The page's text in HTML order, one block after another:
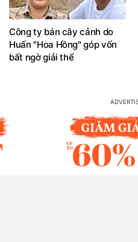
Công ty bán cây cảnh do
Huấn "Hoa Hồng" góp vốn
bất ngờ giải thể